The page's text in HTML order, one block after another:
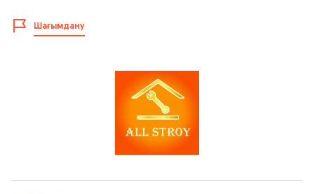
10:00~22:00 воскресенье
ул.Жанкент-96 (пер.Жумабаева)
Шағымдану